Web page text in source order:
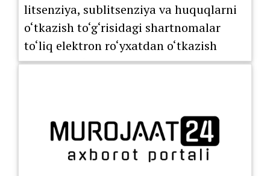
litsenziya, sublitsenziya va huquqlarni
o‘tkazish to‘g‘risidagi shartnomalar
to‘liq elektron ro‘yxatdan o‘tkazish
tartibiga o‘tkazildi.